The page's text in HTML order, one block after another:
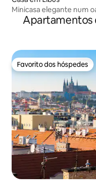
Minicasa elegante num
Apartamentos
Favorito dos hóspedes
Favorito dos hóspedes